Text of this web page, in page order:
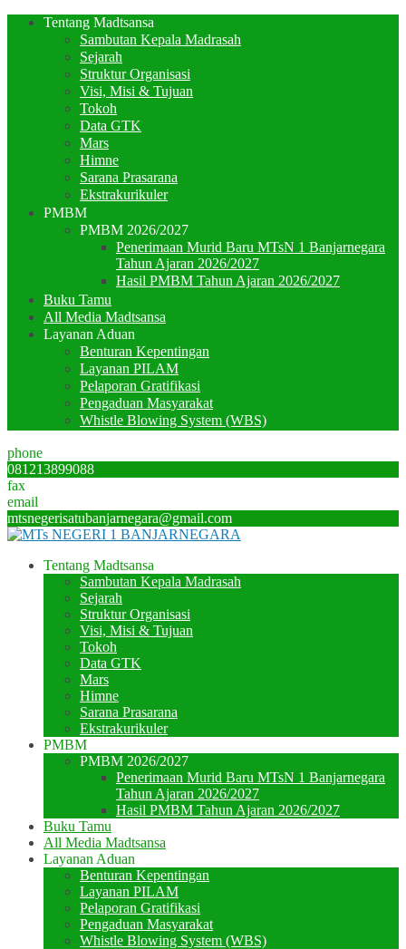
Tentang Madtsansa
Sambutan Kepala Madrasah
Sejarah
Struktur Organisasi
Visi, Misi & Tujuan
Tokoh
Data GTK
Mars
Himne
Sarana Prasarana
Ekstrakurikuler
PMBM
PMBM 2026/2027
Penerimaan Murid Baru MTsN 1 Banjarnegara
Tahun Ajaran 2026/2027
Hasil PMBM Tahun Ajaran 2026/2027
Buku Tamu
All Media Madtsansa
Layanan Aduan
Benturan Kepentingan
Layanan PILAM
Pelaporan Gratifikasi
Pengaduan Masyarakat
Whistle Blowing System (WBS)
phone
081213899088
fax
email
mtsnegerisatubanjarnegara@gmail.com
Tentang Madtsansa
Sambutan Kepala Madrasah
Sejarah
Struktur Organisasi
Visi, Misi & Tujuan
Tokoh
Data GTK
Mars
Himne
Sarana Prasarana
Ekstrakurikuler
PMBM
PMBM 2026/2027
Penerimaan Murid Baru MTsN 1 Banjarnegara
Tahun Ajaran 2026/2027
Hasil PMBM Tahun Ajaran 2026/2027
Buku Tamu
All Media Madtsansa
Layanan Aduan
Benturan Kepentingan
Layanan PILAM
Pelaporan Gratifikasi
Pengaduan Masyarakat
Whistle Blowing System (WBS)